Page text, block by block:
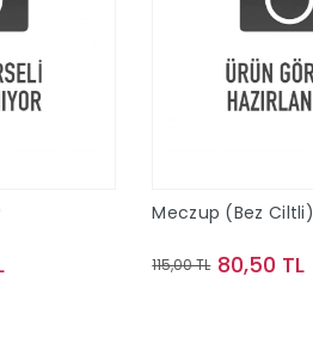
Meczup (Bez Ciltli)
115,00 TL 80,50 TL